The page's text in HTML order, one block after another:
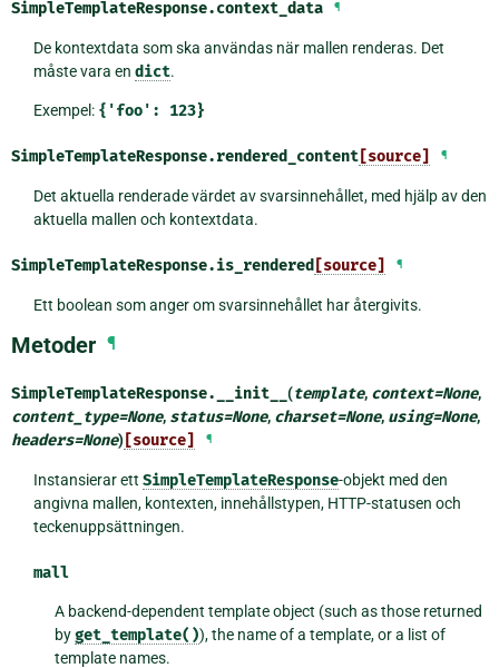
SimpleTemplateResponse.context_data ¶
De kontextdata som ska användas när mallen renderas. Det
måste vara en dict.
Exempel: {'foo': 123}
SimpleTemplateResponse.rendered_content [source] ¶
Det aktuella renderade värdet av svarsinnehållet, med hjälp av den
aktuella mallen och kontextdata.
SimpleTemplateResponse.is_rendered [source] ¶
Ett boolean som anger om svarsinnehållet har återgivits.
Metoder ¶
SimpleTemplateResponse. __init__ (template, context=None,
content_type=None, status=None, charset=None, using=None,
headers=None) [source] ¶
Instansierar ett SimpleTemplateResponse-objekt med den
angivna mallen, kontexten, innehållstypen, HTTP-statusen och
teckenuppsättningen.
mall
A backend-dependent template object (such as those returned
byget_template()), the name of a template, or a list of
template names.